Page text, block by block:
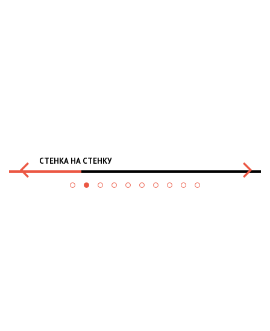
СТЕНКА НА СТЕНКУ